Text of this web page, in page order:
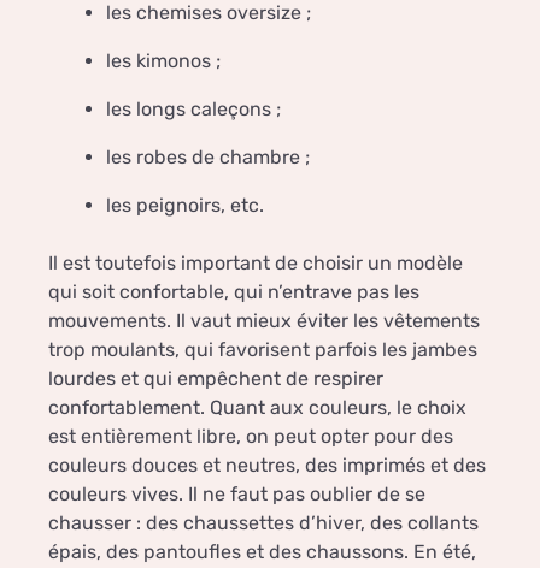
les chemises oversize ;
les kimonos ;
les longs caleçons ;
les robes de chambre ;
les peignoirs, etc.
Il est toutefois important de choisir un modèle
qui soit confortable, qui n’entrave pas les
mouvements. Il vaut mieux éviter les vêtements
trop moulants, qui favorisent parfois les jambes
lourdes et qui empêchent de respirer
confortablement. Quant aux couleurs, le choix
est entièrement libre, on peut opter pour des
couleurs douces et neutres, des imprimés et des
couleurs vives. Il ne faut pas oublier de se
chausser : des chaussettes d’hiver, des collants
épais, des pantoufles et des chaussons. En été,